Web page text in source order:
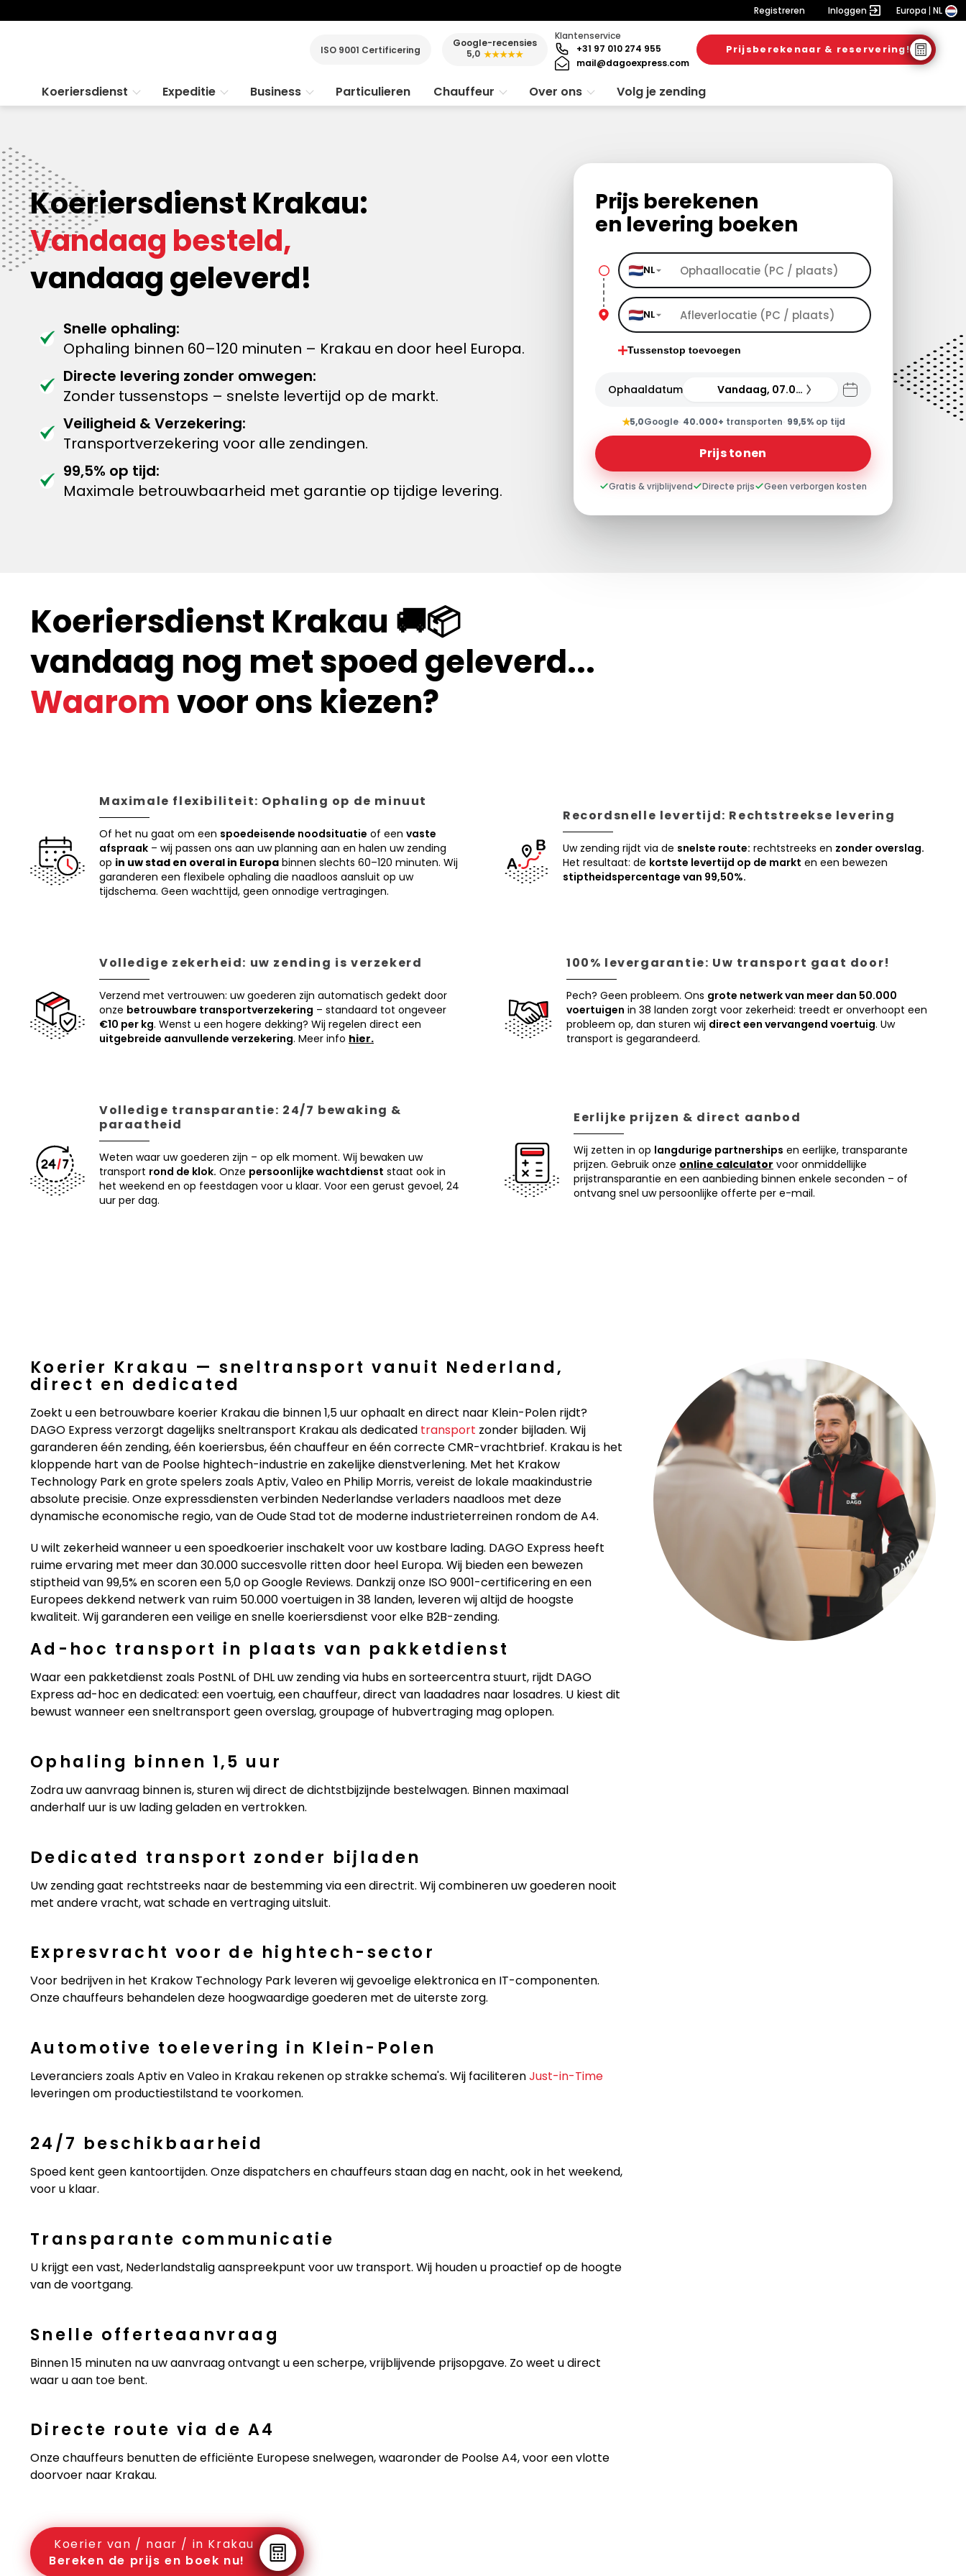
Registreren Inloggen Europa NL
ISO 9001 Certificering
Google-recensies
5,0 ★★★★★
Klantenservice
+31 97 010 274 955
mail@dagoexpress.com
Prijsberekenaar & reservering!
Koeriersdienst Expeditie Business Particulieren Chauffeur Over ons Volg je zending
Koeriersdienst Krakau:
Vandaag besteld,
vandaag geleverd!
Snelle ophaling:
Ophaling binnen 60–120 minuten – Krakau en door heel Europa.
Directe levering zonder omwegen:
Zonder tussenstops – snelste levertijd op de markt.
Veiligheid & Verzekering:
Transportverzekering voor alle zendingen.
99,5% op tijd:
Maximale betrouwbaarheid met garantie op tijdige levering.
Prijs berekenen
en levering boeken
NL
NL
Tussenstop toevoegen
Ophaaldatum Vandaag, 07.08.26
★5,0Google· 40.000+ transporten· 99,5%op tijd
Prijs tonen
Gratis & vrijblijvend Directe prijs Geen verborgen kosten
Koeriersdienst Krakau 🚚📦
vandaag nog met spoed geleverd...
Waaromvoor ons kiezen?
Maximale flexibiliteit: Ophaling op de minuut
Of het nu gaat om een spoedeisende noodsituatie of een vaste
afspraak – wij passen ons aan uw planning aan en halen uw zending
op in uw stad en overal in Europa binnen slechts 60–120 minuten. Wij
garanderen een flexibele ophaling die naadloos aansluit op uw
tijdschema. Geen wachttijd, geen onnodige vertragingen.
Recordsnelle levertijd: Rechtstreekse levering
Uw zending rijdt via de snelste route: rechtstreeks en zonder overslag.
Het resultaat: de kortste levertijd op de markt en een bewezen
stiptheidspercentage van 99,50%.
Volledige zekerheid: uw zending is verzekerd
Verzend met vertrouwen: uw goederen zijn automatisch gedekt door
onze betrouwbare transportverzekering – standaard tot ongeveer
€10 per kg. Wenst u een hogere dekking? Wij regelen direct een
uitgebreide aanvullende verzekering. Meer info hier.
100% levergarantie: Uw transport gaat door!
Pech? Geen probleem. Ons grote netwerk van meer dan 50.000
voertuigen in 38 landen zorgt voor zekerheid: treedt er onverhoopt een
probleem op, dan sturen wij direct een vervangend voertuig. Uw
transport is gegarandeerd.
Volledige transparantie: 24/7 bewaking &
paraatheid
Weten waar uw goederen zijn – op elk moment. Wij bewaken uw
transport rond de klok. Onze persoonlijke wachtdienst staat ook in
het weekend en op feestdagen voor u klaar. Voor een gerust gevoel, 24
uur per dag.
Eerlijke prijzen & direct aanbod
Wij zetten in op langdurige partnerships en eerlijke, transparante
prijzen. Gebruik onze online calculator voor onmiddellijke
prijstransparantie en een aanbieding binnen enkele seconden – of
ontvang snel uw persoonlijke offerte per e-mail.
Koerier Krakau — sneltransport vanuit Nederland,
direct en dedicated
Zoekt u een betrouwbare koerier Krakau die binnen 1,5 uur ophaalt en direct naar Klein-Polen rijdt?
DAGO Express verzorgt dagelijks sneltransport Krakau als dedicated transport zonder bijladen. Wij
garanderen één zending, één koeriersbus, één chauffeur en één correcte CMR-vrachtbrief. Krakau is het
kloppende hart van de Poolse hightech-industrie en zakelijke dienstverlening. Met het Krakow
Technology Park en grote spelers zoals Aptiv, Valeo en Philip Morris, vereist de lokale maakindustrie
absolute precisie. Onze expressdiensten verbinden Nederlandse verladers naadloos met deze
dynamische economische regio, van de Oude Stad tot de moderne industrieterreinen rondom de A4.
U wilt zekerheid wanneer u een spoedkoerier inschakelt voor uw kostbare lading. DAGO Express heeft
ruime ervaring met meer dan 30.000 succesvolle ritten door heel Europa. Wij bieden een bewezen
stiptheid van 99,5% en scoren een 5,0 op Google Reviews. Dankzij onze ISO 9001-certificering en een
Europees dekkend netwerk van ruim 50.000 voertuigen in 38 landen, leveren wij altijd de hoogste
kwaliteit. Wij garanderen een veilige en snelle koeriersdienst voor elke B2B-zending.
Ad-hoc transport in plaats van pakketdienst
Waar een pakketdienst zoals PostNL of DHL uw zending via hubs en sorteercentra stuurt, rijdt DAGO
Express ad-hoc en dedicated: een voertuig, een chauffeur, direct van laadadres naar losadres. U kiest dit
bewust wanneer een sneltransport geen overslag, groupage of hubvertraging mag oplopen.
Ophaling binnen 1,5 uur
Zodra uw aanvraag binnen is, sturen wij direct de dichtstbijzijnde bestelwagen. Binnen maximaal
anderhalf uur is uw lading geladen en vertrokken.
Dedicated transport zonder bijladen
Uw zending gaat rechtstreeks naar de bestemming via een directrit. Wij combineren uw goederen nooit
met andere vracht, wat schade en vertraging uitsluit.
Expresvracht voor de hightech-sector
Voor bedrijven in het Krakow Technology Park leveren wij gevoelige elektronica en IT-componenten.
Onze chauffeurs behandelen deze hoogwaardige goederen met de uiterste zorg.
Automotive toelevering in Klein-Polen
Leveranciers zoals Aptiv en Valeo in Krakau rekenen op strakke schema's. Wij faciliterenJust-in-Time
leveringen om productiestilstand te voorkomen.
24/7 beschikbaarheid
Spoed kent geen kantoortijden. Onze dispatchers en chauffeurs staan dag en nacht, ook in het weekend,
voor u klaar.
Transparante communicatie
U krijgt een vast, Nederlandstalig aanspreekpunt voor uw transport. Wij houden u proactief op de hoogte
van de voortgang.
Snelle offerteaanvraag
Binnen 15 minuten na uw aanvraag ontvangt u een scherpe, vrijblijvende prijsopgave. Zo weet u direct
waar u aan toe bent.
Directe route via de A4
Onze chauffeurs benutten de efficiënte Europese snelwegen, waaronder de Poolse A4, voor een vlotte
doorvoer naar Krakau.
Koerier van / naar / in Krakau
Bereken de prijs en boek nu!